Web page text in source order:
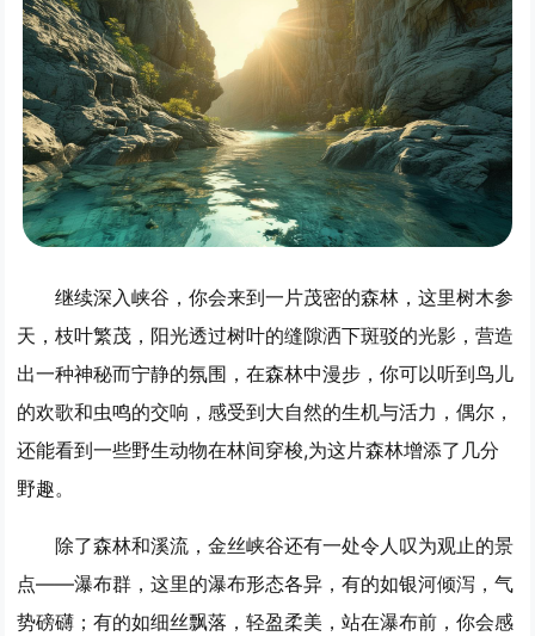
继续深入峡谷，你会来到一片茂密的森林，这里树木参
天，枝叶繁茂，阳光透过树叶的缝隙洒下斑驳的光影，营造
出一种神秘而宁静的氛围，在森林中漫步，你可以听到鸟儿
的欢歌和虫鸣的交响，感受到大自然的生机与活力，偶尔，
还能看到一些野生动物在林间穿梭,为这片森林增添了几分
野趣。
除了森林和溪流，金丝峡谷还有一处令人叹为观止的景
点——瀑布群，这里的瀑布形态各异，有的如银河倾泻，气
势磅礴；有的如细丝飘落，轻盈柔美，站在瀑布前，你会感